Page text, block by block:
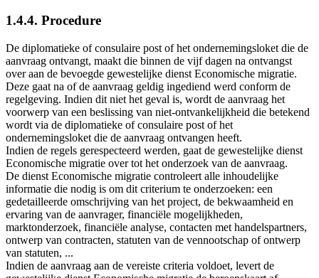
1.4.4. Procedure
De diplomatieke of consulaire post of het ondernemingsloket die de
aanvraag ontvangt, maakt die binnen de vijf dagen na ontvangst
over aan de bevoegde gewestelijke dienst Economische migratie.
Deze gaat na of de aanvraag geldig ingediend werd conform de
regelgeving. Indien dit niet het geval is, wordt de aanvraag het
voorwerp van een beslissing van niet-ontvankelijkheid die betekend
wordt via de diplomatieke of consulaire post of het
ondernemingsloket die de aanvraag ontvangen heeft.
Indien de regels gerespecteerd werden, gaat de gewestelijke dienst
Economische migratie over tot het onderzoek van de aanvraag.
De dienst Economische migratie controleert alle inhoudelijke
informatie die nodig is om dit criterium te onderzoeken: een
gedetailleerde omschrijving van het project, de bekwaamheid en
ervaring van de aanvrager, financiële mogelijkheden,
marktonderzoek, financiële analyse, contacten met handelspartners,
ontwerp van contracten, statuten van de vennootschap of ontwerp
van statuten, ...
Indien de aanvraag aan de vereiste criteria voldoet, levert de